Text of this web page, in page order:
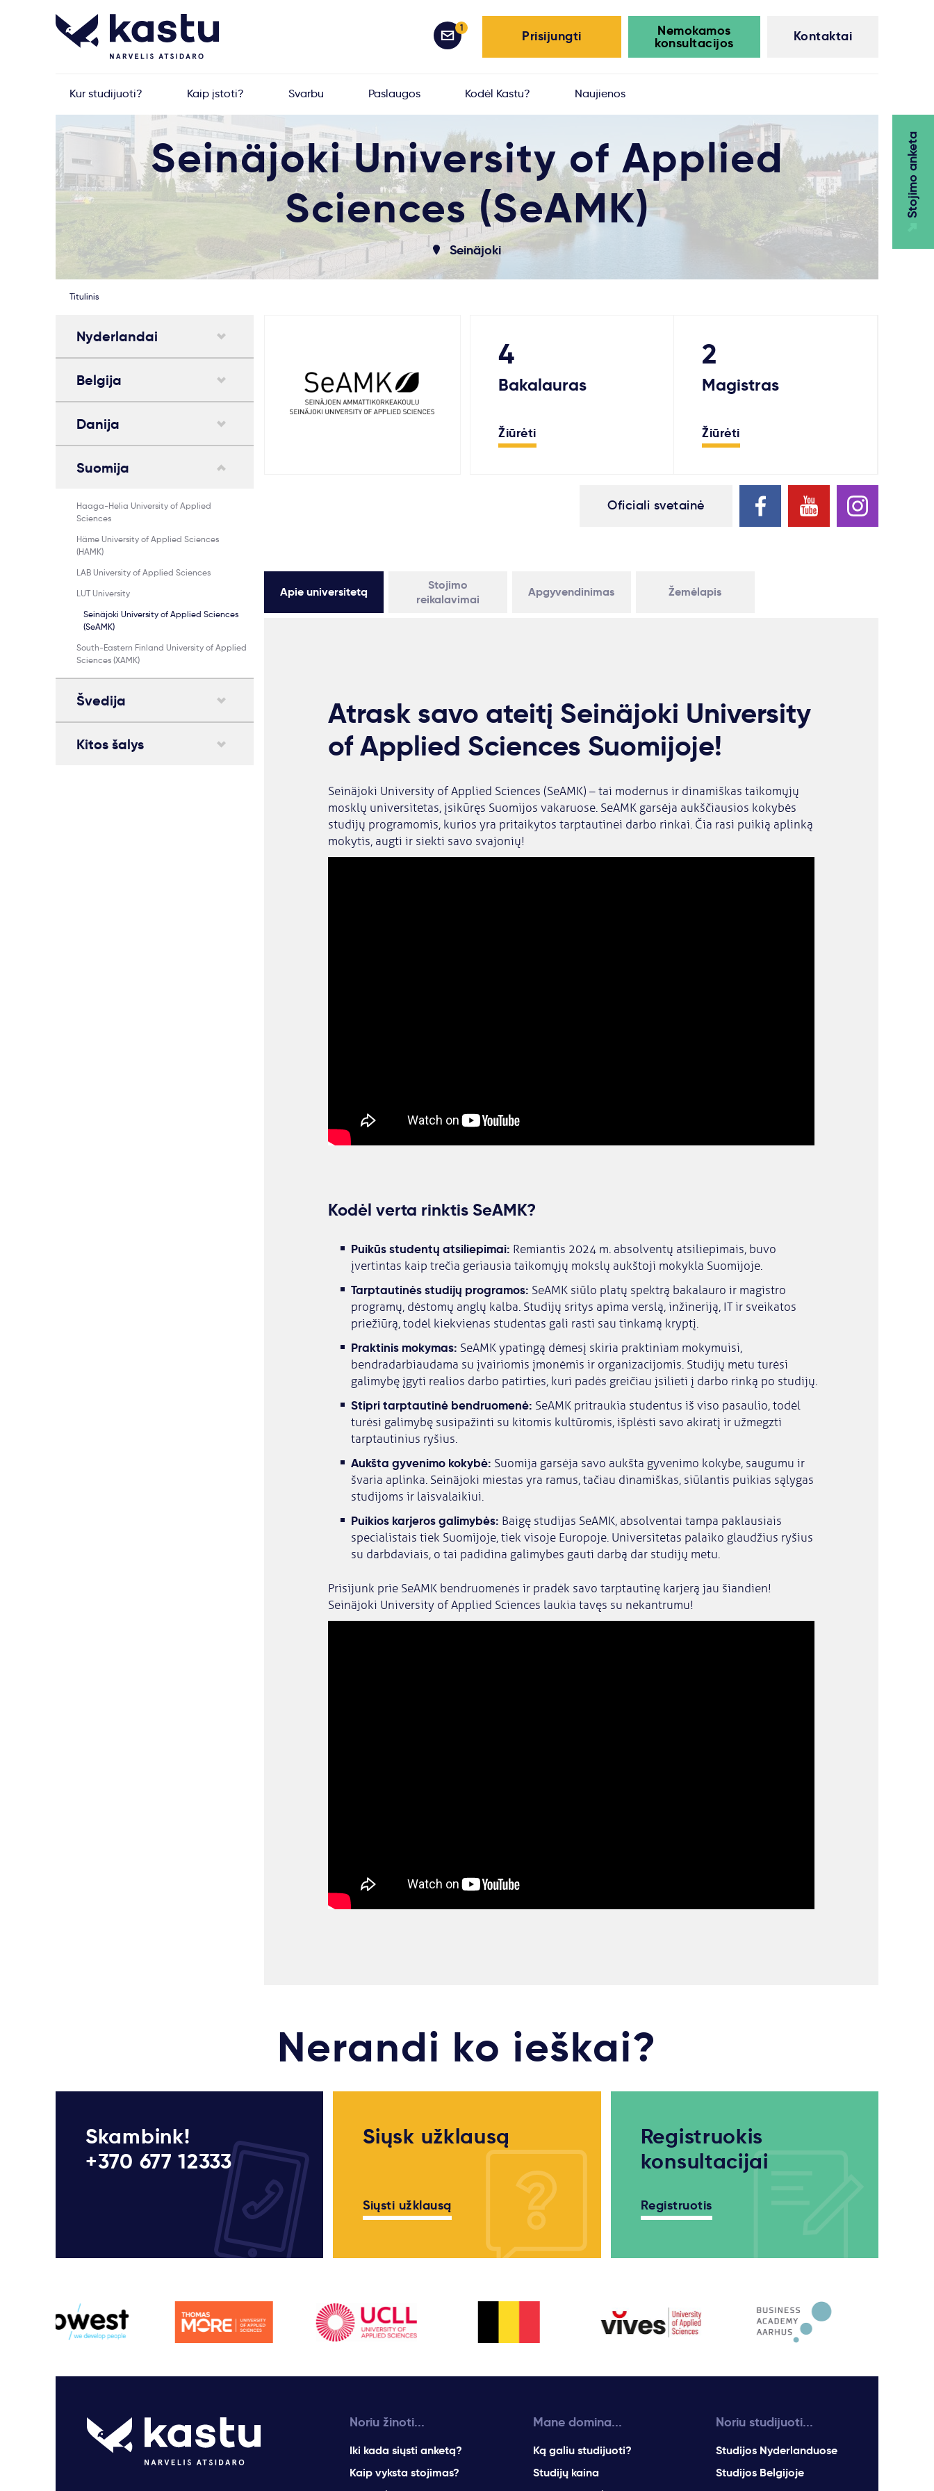
Kontaktai
Nemokamos
konsultacijos
Prisijungti
1
Stojimo anketa
Kur studijuoti? Kaip įstoti? Svarbu Paslaugos Kodėl Kastu? Naujienos
Seinäjoki University of Applied
Sciences (SeAMK)
Seinäjoki
Titulinis
Nyderlandai
Belgija
Danija
Suomija
Haaga-Helia University of Applied
Sciences
Häme University of Applied Sciences
(HAMK)
LAB University of Applied Sciences
LUT University
Seinäjoki University of Applied Sciences
(SeAMK)
South-Eastern Finland University of Applied
Sciences (XAMK)
Švedija
Kitos šalys
4
Bakalauras
Žiūrėti
2
Magistras
Žiūrėti
Oficiali svetainė
Apie universitetą
Stojimo
reikalavimai
Apgyvendinimas Žemėlapis
Atrask savo ateitį Seinäjoki University
of Applied Sciences Suomijoje!
Seinäjoki University of Applied Sciences (SeAMK) – tai modernus ir dinamiškas taikomųjų
mosklų universitetas, įsikūręs Suomijos vakaruose. SeAMK garsėja aukščiausios kokybės
studijų programomis, kurios yra pritaikytos tarptautinei darbo rinkai. Čia rasi puikią aplinką
mokytis, augti ir siekti savo svajonių!
Kodėl verta rinktis SeAMK?
Puikūs studentų atsiliepimai: Remiantis 2024 m. absolventų atsiliepimais, buvo
įvertintas kaip trečia geriausia taikomųjų mokslų aukštoji mokykla Suomijoje.
Tarptautinės studijų programos: SeAMK siūlo platų spektrą bakalauro ir magistro
programų, dėstomų anglų kalba. Studijų sritys apima verslą, inžineriją, IT ir sveikatos
priežiūrą, todėl kiekvienas studentas gali rasti sau tinkamą kryptį.
Praktinis mokymas: SeAMK ypatingą dėmesį skiria praktiniam mokymuisi,
bendradarbiaudama su įvairiomis įmonėmis ir organizacijomis. Studijų metu turėsi
galimybę įgyti realios darbo patirties, kuri padės greičiau įsilieti į darbo rinką po studijų.
Stipri tarptautinė bendruomenė: SeAMK pritraukia studentus iš viso pasaulio, todėl
turėsi galimybę susipažinti su kitomis kultūromis, išplėsti savo akiratį ir užmegzti
tarptautinius ryšius.
Aukšta gyvenimo kokybė: Suomija garsėja savo aukšta gyvenimo kokybe, saugumu ir
švaria aplinka. Seinäjoki miestas yra ramus, tačiau dinamiškas, siūlantis puikias sąlygas
studijoms ir laisvalaikiui.
Puikios karjeros galimybės: Baigę studijas SeAMK, absolventai tampa paklausiais
specialistais tiek Suomijoje, tiek visoje Europoje. Universitetas palaiko glaudžius ryšius
su darbdaviais, o tai padidina galimybes gauti darbą dar studijų metu.
Prisijunk prie SeAMK bendruomenės ir pradėk savo tarptautinę karjerą jau šiandien!
Seinäjoki University of Applied Sciences laukia tavęs su nekantrumu!
Nerandi ko ieškai?
Skambink!
+370 677 12333
Siųsk užklausą
Siųsti užklausą
Registruokis
konsultacijai
Registruotis
Noriu žinoti...
Iki kada siųsti anketą?
Kaip vyksta stojimas?
Mane domina...
Ką galiu studijuoti?
Studijų kaina
Noriu studijuoti...
Studijos Nyderlanduose
Studijos Belgijoje